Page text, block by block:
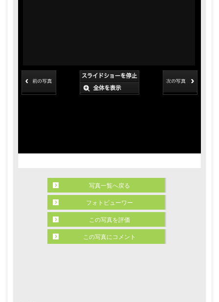
写真一覧へ戻る
フォトビューワー
この写真を評価
この写真にコメント